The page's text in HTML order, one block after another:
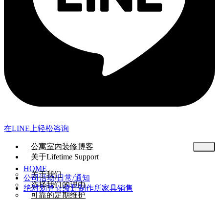
在LINE上轻松咨询
公寓室内装修博客
关于Lifetime Support
关于我们
选择我们的理由
可靠的定期维护
HOME
公司活动/日常/通知
绝对划算☆绫野制作所家具销售